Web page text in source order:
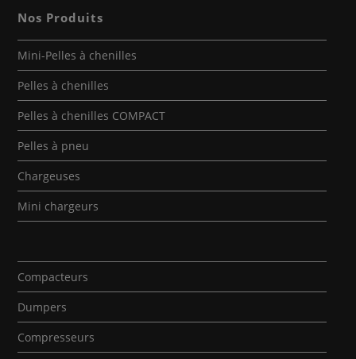
Nos Produits
Mini-Pelles à chenilles
Pelles à chenilles
Pelles à chenilles COMPACT
Pelles à pneu
Chargeuses
Mini chargeurs
Compacteurs
Dumpers
Compresseurs